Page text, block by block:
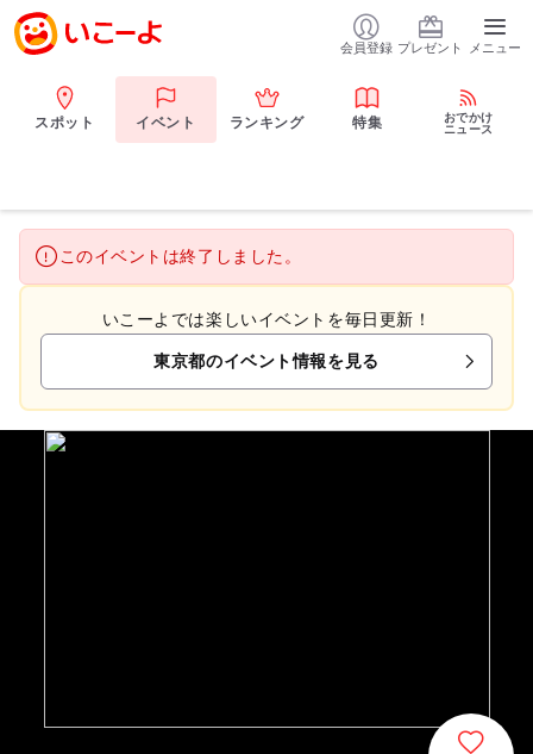
会員登録 プレゼント メニュー
スポット イベント ランキング 特集
おでかけ
ニュース
このイベントは終了しました。
いこーよでは楽しいイベントを毎日更新！
東京都のイベント情報を見る